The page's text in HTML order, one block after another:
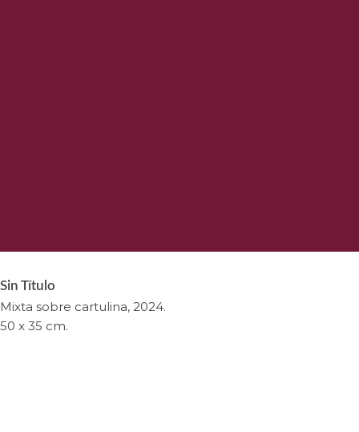
Sin Título
Mixta sobre cartulina, 2024.
50 x 35 cm.